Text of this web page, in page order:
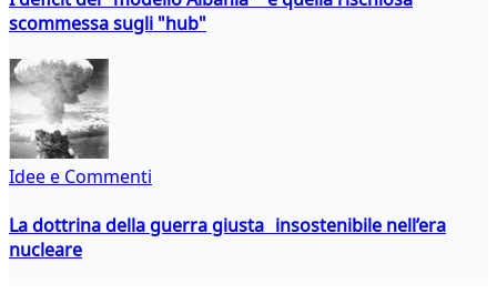
scommessa sugli "hub"
Idee e Commenti
La dottrina della guerra giusta insostenibile nell’era
nucleare